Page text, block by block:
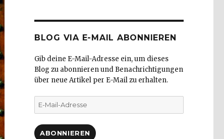
BLOG VIA E-MAIL ABONNIEREN
Gib deine E-Mail-Adresse ein, um dieses
Blog zu abonnieren und Benachrichtigungen
über neue Artikel per E-Mail zu erhalten.
E-
Mail-
ABONNIEREN